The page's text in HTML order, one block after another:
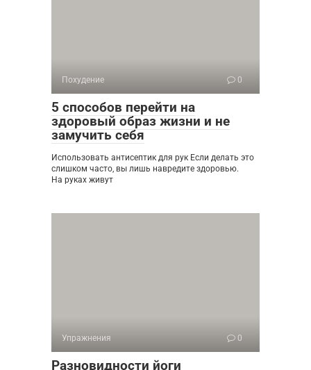
Похудение 0
5 способов перейти на
здоровый образ жизни и не
замучить себя
Использовать антисептик для рук Если делать это
слишком часто, вы лишь навредите здоровью.
На руках живут
Упражнения 0
Разновидности йоги